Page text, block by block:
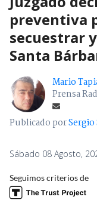
preventiva
secuestrar
Santa
Mario
Prensa
Publicado por
Sábado 08 Agosto,
Seguimos criterios de